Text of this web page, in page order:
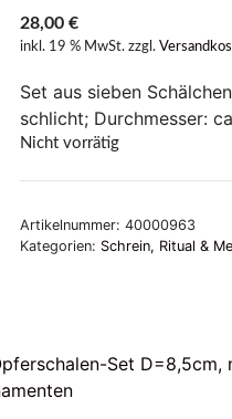
28,00 €
inkl. 19 % MwSt. zzgl.
Set aus sieben
schlicht; Durchmesser:
Nicht vorrätig
Artikelnummer: 40000963
Kategorien: Schrein, Ritual &